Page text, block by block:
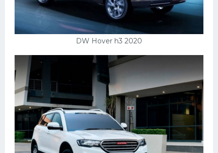
DW Hover h3 2020